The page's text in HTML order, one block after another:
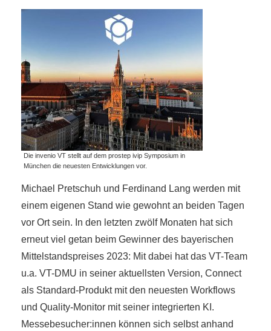
Die invenio VT stellt auf dem prostep ivip Symposium in
München die neuesten Entwicklungen vor.
Michael Pretschuh und Ferdinand Lang werden mit
einem eigenen Stand wie gewohnt an beiden Tagen
vor Ort sein. In den letzten zwölf Monaten hat sich
erneut viel getan beim Gewinner des bayerischen
Mittelstandspreises 2023: Mit dabei hat das VT-Team
u.a. VT-DMU in seiner aktuellsten Version, Connect
als Standard-Produkt mit den neuesten Workflows
und Quality-Monitor mit seiner integrierten KI.
Messebesucher:innen können sich selbst anhand